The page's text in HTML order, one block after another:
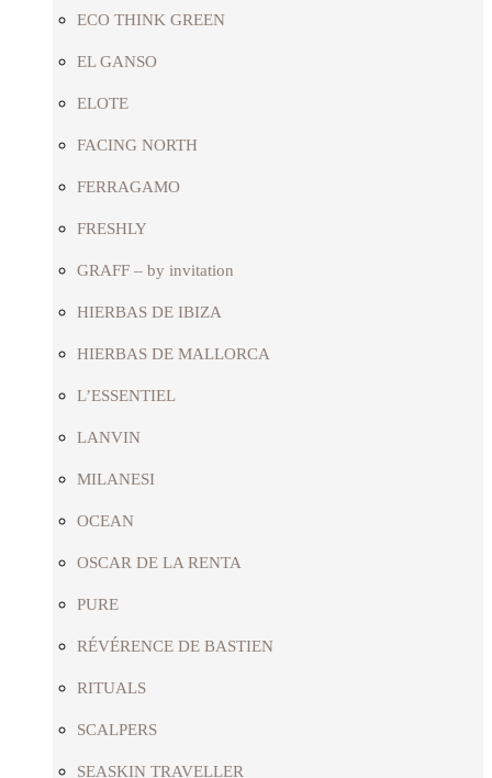
ECO THINK GREEN
EL GANSO
ELOTE
FACING NORTH
FERRAGAMO
FRESHLY
GRAFF – by invitation
HIERBAS DE IBIZA
HIERBAS DE MALLORCA
L’ESSENTIEL
LANVIN
MILANESI
OCEAN
OSCAR DE LA RENTA
PURE
RÉVÉRENCE DE BASTIEN
RITUALS
SCALPERS
SEASKIN TRAVELLER